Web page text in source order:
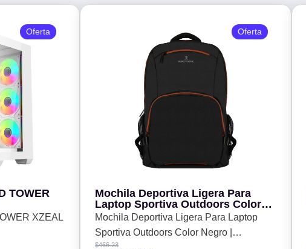
TOWER
XZEAL
Oferta
Mochila Deportiva Ligera Para
Laptop Sportiva Outdoors Color
Negro | PERFECT CHOICE -
Mochila Deportiva Ligera Para Laptop
Sportiva Outdoors Color Negro |
$466.23
Oferta